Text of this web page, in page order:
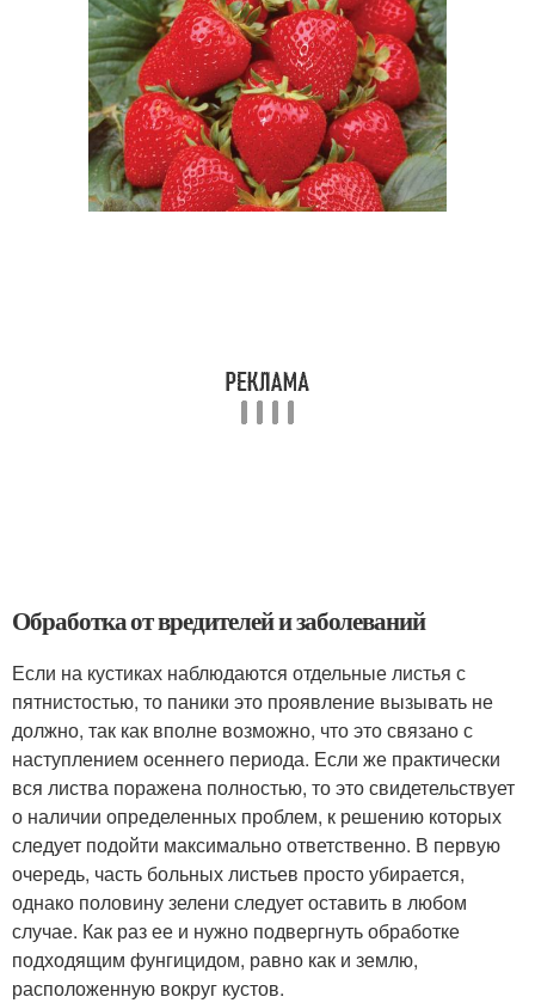
Обработка от вредителей и заболеваний
Если на кустиках наблюдаются отдельные листья с
пятнистостью, то паники это проявление вызывать не
должно, так как вполне возможно, что это связано с
наступлением осеннего периода. Если же практически
вся листва поражена полностью, то это свидетельствует
о наличии определенных проблем, к решению которых
следует подойти максимально ответственно. В первую
очередь, часть больных листьев просто убирается,
однако половину зелени следует оставить в любом
случае. Как раз ее и нужно подвергнуть обработке
подходящим фунгицидом, равно как и землю,
расположенную вокруг кустов.